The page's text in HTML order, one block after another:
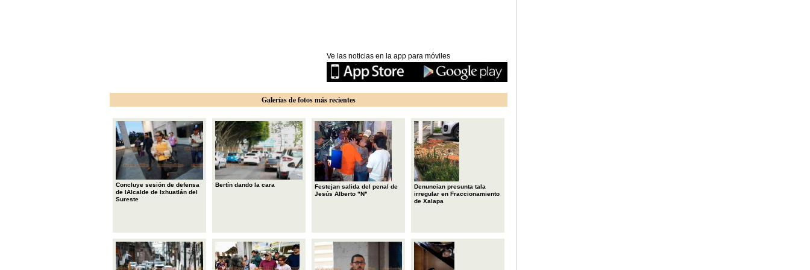
Ve las noticias en la app para móviles
Galerías de fotos más recientes
Concluye sesión de defensa
de lAlcalde de Ixhuatlán del
Sureste
Bertín dando la cara
Festejan salida del penal de
Jesús Alberto "N"
Denuncian presunta tala
irregular en Fraccionamiento
de Xalapa